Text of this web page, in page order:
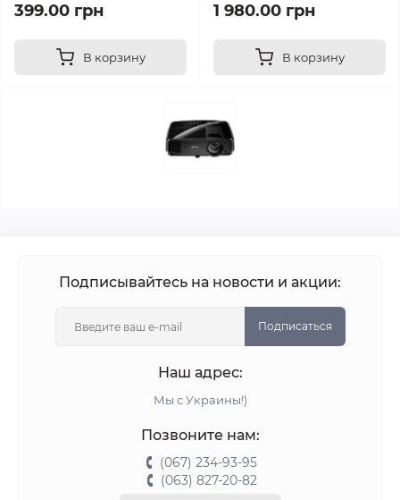
399.00 грн
В корзину
1 980.00 грн
В корзину
Подписывайтесь на новости и акции:
Подписаться
Наш адрес:
Мы с Украины!)
Позвоните нам:
(067) 234-93-95
(063) 827-20-82